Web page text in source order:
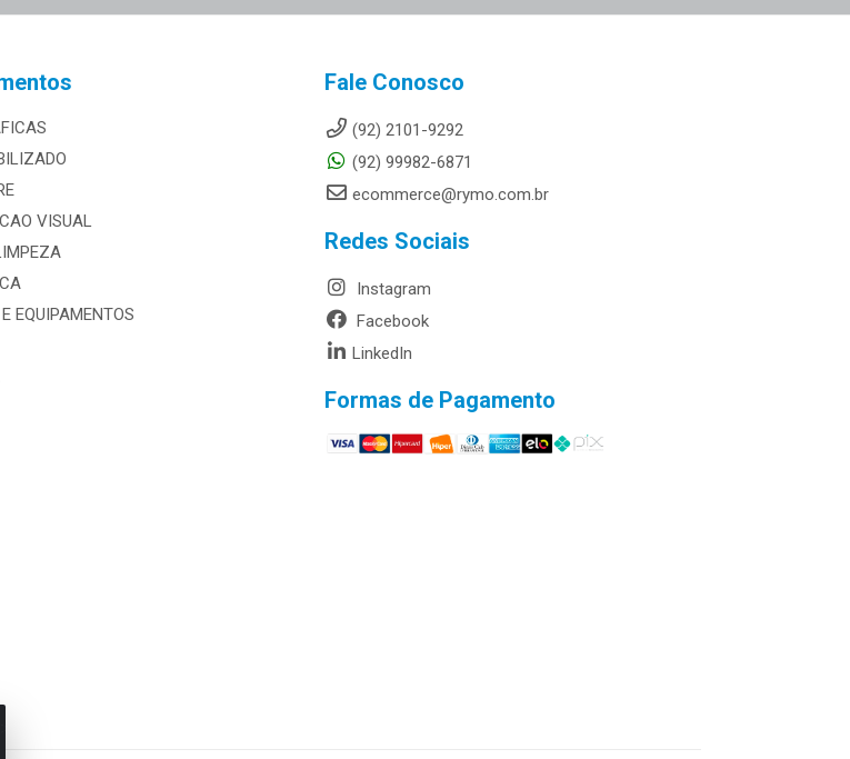
VISUAL
EQUIPAMENTOS
Fale Conosco
(92) 2101-9292
(92) 99982-6871
ecommerce@rymo.com.br
Redes Sociais
Instagram
Facebook
LinkedIn
Formas de Pagamento